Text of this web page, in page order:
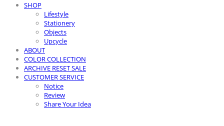
SHOP
Lifestyle
Stationery
Objects
Upcycle
ABOUT
COLOR COLLECTION
ARCHIVE RESET SALE
CUSTOMER SERVICE
Notice
Review
Share Your Idea